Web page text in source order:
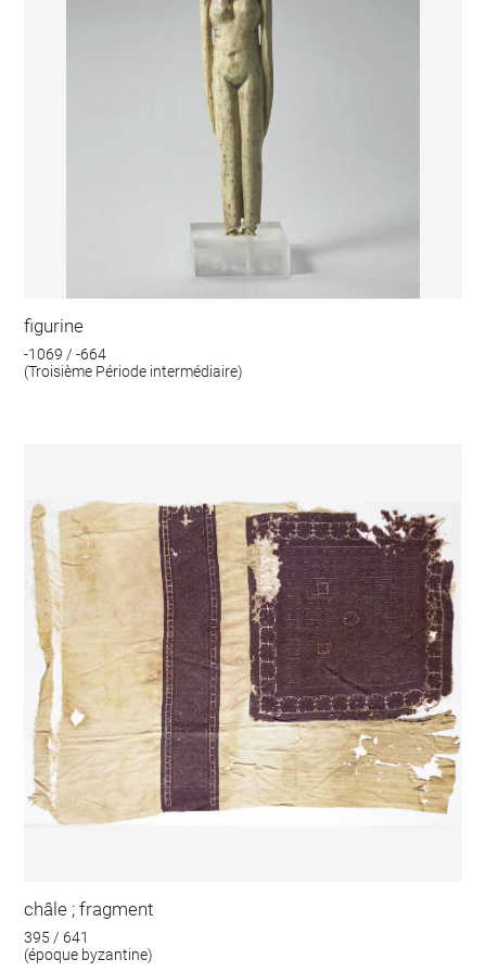
figurine
-1069 / -664
(Troisième Période intermédiaire)
châle ; fragment
395 / 641
(époque byzantine)